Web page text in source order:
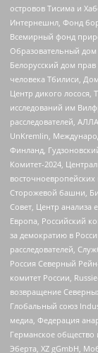
островов Тисима и
Интернешнл, Фонд
Всемирный фонд
Образовательный
Белорусский дом
человека Тбилиси,
Центр дикого лосося,
исследований им
расследователей,
UnKremlin,
Финланд,
Комитет-2024,
Сторожевой башни,
Совет, Центр анализа
Европа, Российский
за демократию в
расследователей,
Россия Северный
комитет России,
возвращение
Глобальный союз
медиа, Федерация
Германское
Эберта, XZ gGmbH,